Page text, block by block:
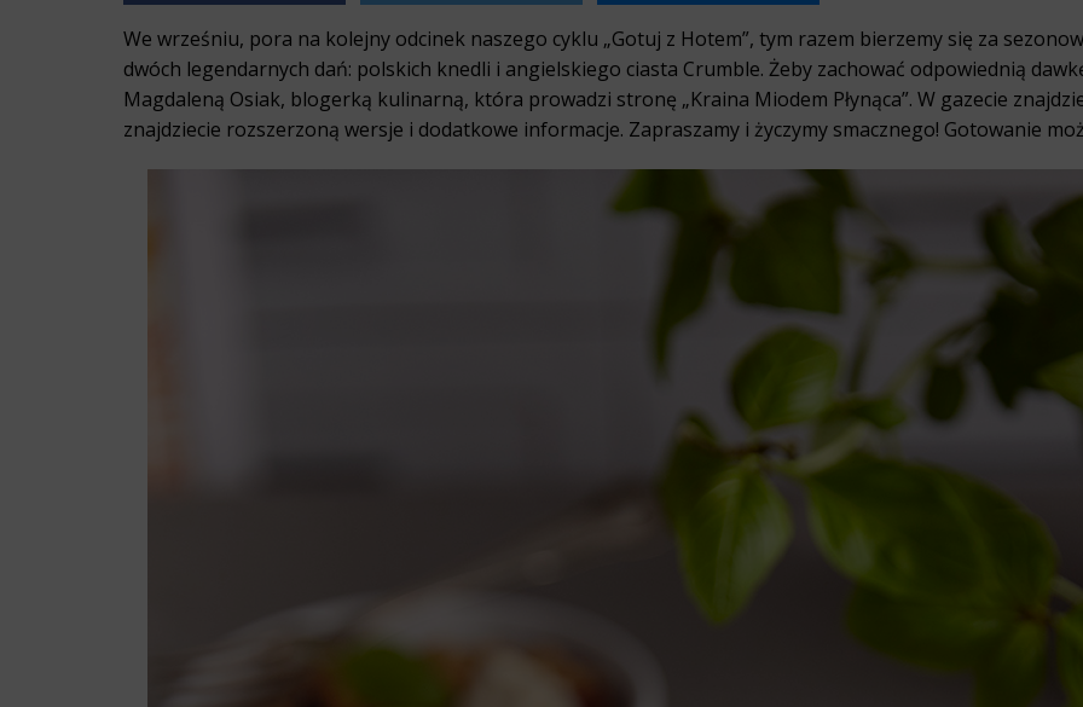
We wrześniu, pora na kolejny odcinek naszego cyklu „Gotuj z Hotem”, tym razem bierzemy się za
dwóch legendarnych dań: polskich knedli i angielskiego ciasta Crumble. Żeby zachować odpowiednią
Magdaleną Osiak, blogerką kulinarną, która prowadzi stronę „Kraina Miodem Płynąca”. W gazecie
znajdziecie rozszerzoną wersje i dodatkowe informacje. Zapraszamy i życzymy smacznego! Gotowanie